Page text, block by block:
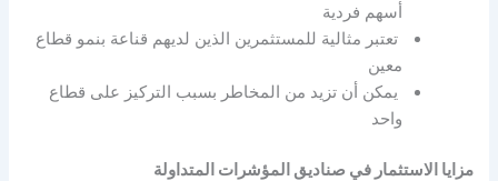
أسهم فردية
تعتبر مثالية للمستثمرين الذين لديهم قناعة بنمو قطاع
معين
يمكن أن تزيد من المخاطر بسبب التركيز على قطاع
واحد
مزايا الاستثمار في صناديق المؤشرات المتداولة